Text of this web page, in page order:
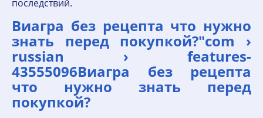
последствий.
Виагра без рецепта что нужно
знать перед покупкой?"com ›
russian › features-
43555096Виагра без рецепта
что нужно знать перед
покупкой?